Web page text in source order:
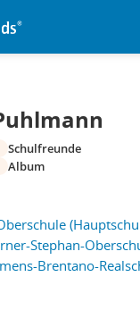
Stephan-
Brentano-
Schulfreunde
Album